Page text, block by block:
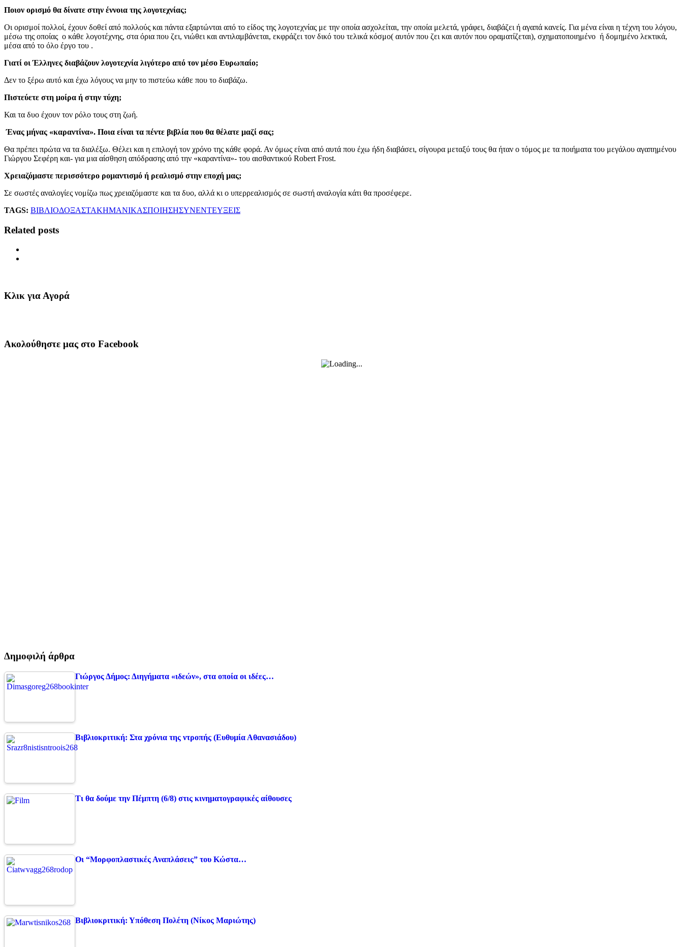
Ποιον ορισμό θα δίνατε στην έννοια της λογοτεχνίας;
Οι ορισμοί πολλοί, έχουν δοθεί από πολλούς και πάντα εξαρτώνται από το είδος της λογοτεχνίας με την οποία ασχολείται, την οποία μελετά, γράφει, διαβάζει ή αγαπά κανείς. Για μένα είναι η τέχνη του λόγου,
μέσω της οποίας ο κάθε λογοτέχνης, στα όρια που ζει, νιώθει και αντιλαμβάνεται, εκφράζει τον δικό του τελικά κόσμο( αυτόν που ζει και αυτόν που οραματίζεται), σχηματοποιημένο ή δομημένο λεκτικά,
μέσα από το όλο έργο του .
Γιατί οι Έλληνες διαβάζουν λογοτεχνία λιγότερο από τον μέσο Ευρωπαίο;
Δεν το ξέρω αυτό και έχω λόγους να μην το πιστεύω κάθε που το διαβάζω.
Πιστεύετε στη μοίρα ή στην τύχη;
Και τα δυο έχουν τον ρόλο τους στη ζωή.
Ένας μήνας «καραντίνα». Ποια είναι τα πέντε βιβλία που θα θέλατε μαζί σας;
Θα πρέπει πρώτα να τα διαλέξω. Θέλει και η επιλογή τον χρόνο της κάθε φορά. Αν όμως είναι από αυτά που έχω ήδη διαβάσει, σίγουρα μεταξύ τους θα ήταν ο τόμος με τα ποιήματα του μεγάλου αγαπημένου
Γιώργου Σεφέρη και- για μια αίσθηση απόδρασης από την «καραντίνα»- του αισθαντικού Robert Frost.
Χρειαζόμαστε περισσότερο ρομαντισμό ή ρεαλισμό στην εποχή μας;
Σε σωστές αναλογίες νομίζω πως χρειαζόμαστε και τα δυο, αλλά κι ο υπερρεαλισμός σε σωστή αναλογία κάτι θα προσέφερε.
TAGS: ΒΙΒΛΙΟΔΟΞΑΣΤΑΚΗΜΑΝΙΚΑΣΠΟΙΗΣΗΣΥΝΕΝΤΕΥΞΕΙΣ
Related posts
Κλικ για Αγορά
Ακολούθηστε μας στο Facebook
Δημοφιλή άρθρα
Γιώργος Δήμος: Διηγήματα «ιδεών», στα οποία οι ιδέες…
Βιβλιοκριτική: Στα χρόνια της ντροπής (Ευθυμία Αθανασιάδου)
Τι θα δούμε την Πέμπτη (6/8) στις κινηματογραφικές αίθουσες
Οι “Μορφοπλαστικές Αναπλάσεις” του Κώστα…
Βιβλιοκριτική: Υπόθεση Πολέτη (Νίκος Μαριώτης)